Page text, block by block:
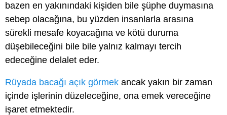
bazen en yakınındaki kişiden bile şüphe duymasına
sebep olacağına, bu yüzden insanlarla arasına
sürekli mesafe koyacağına ve kötü duruma
düşebileceğini bile bile yalnız kalmayı tercih
edeceğine delalet eder.
Rüyada bacağı açık görmek ancak yakın bir zaman
içinde işlerinin düzeleceğine, ona emek vereceğine
işaret etmektedir.